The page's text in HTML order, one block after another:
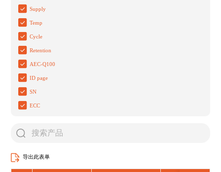
Supply
Temp
Cycle
Retention
AEC-Q100
ID page
SN
ECC
导出此表单